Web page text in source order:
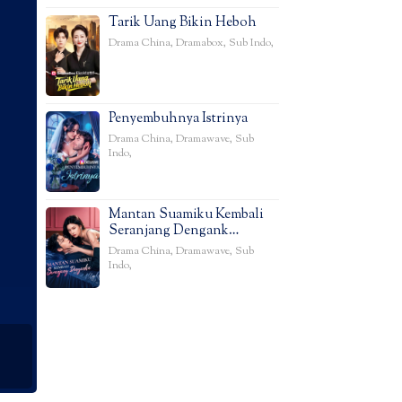
Tarik Uang Bikin Heboh
Drama China, Dramabox, Sub Indo,
Penyembuhnya Istrinya
Drama China, Dramawave, Sub
Indo,
Mantan Suamiku Kembali
Seranjang Dengank…
Drama China, Dramawave, Sub
Indo,